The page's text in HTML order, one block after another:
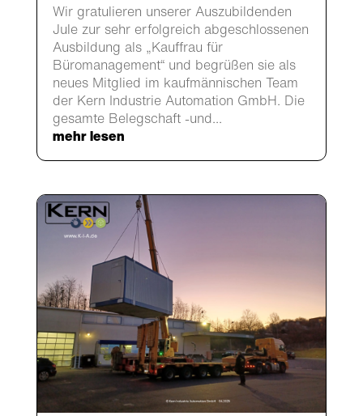
Wir gratulieren unserer Auszubildenden
Jule zur sehr erfolgreich abgeschlossenen
Ausbildung als „Kauffrau für
Büromanagement“ und begrüßen sie als
neues Mitglied im kaufmännischen Team
der Kern Industrie Automation GmbH. Die
gesamte Belegschaft -und...
mehr lesen